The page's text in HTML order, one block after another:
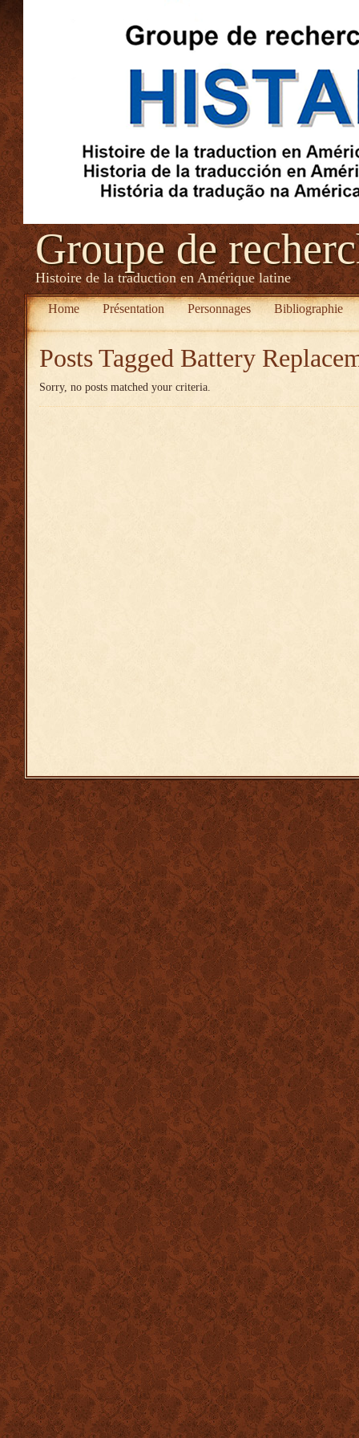
Groupe de
Histoire de la traduction en Amérique latine
Home Présentation Personnages Bibliographie
Posts Tagged Battery
Sorry, no posts matched your criteria.